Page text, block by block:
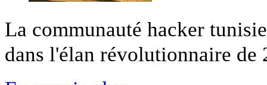
La communauté hacker
dans l'élan révolutionnaire de